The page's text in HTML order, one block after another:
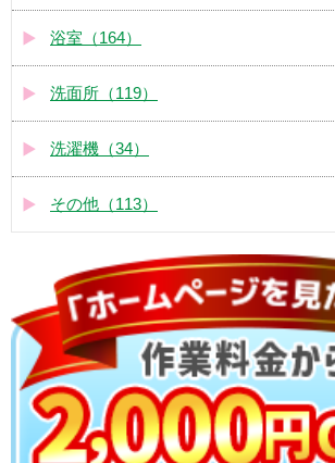
浴室（164）
洗面所（119）
洗濯機（34）
その他（113）